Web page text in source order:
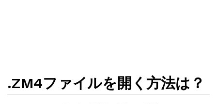
.ZM4ファイルを開く方法は？